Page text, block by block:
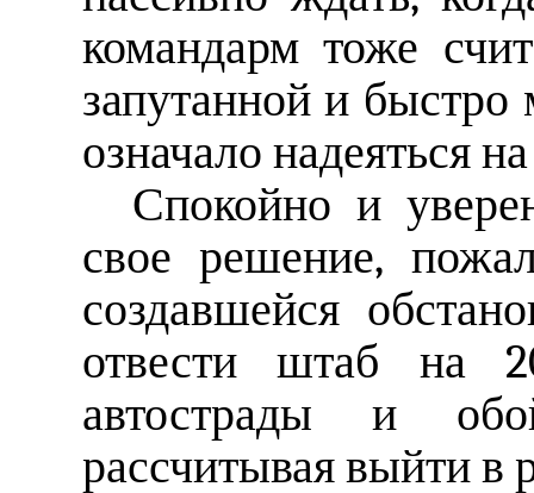
командарм тоже
запутанной и быстро
означало надеяться
Спокойно и
свое решение,
создавшейся
отвести штаб на
автострады и
рассчитывая выйти в